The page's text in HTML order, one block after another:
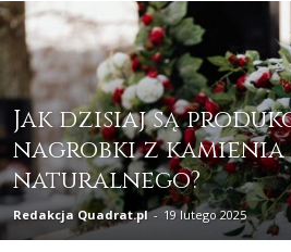
Jak dzisiaj są
nagrobki z kamienia
naturalnego?
Redakcja Quadrat.pl - 19 lutego 2025